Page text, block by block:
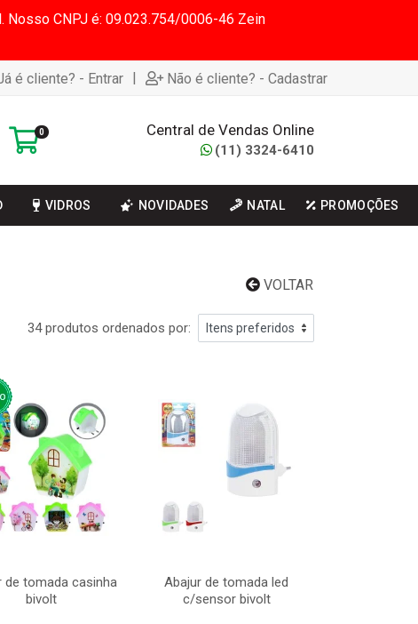
Nosso CNPJ é: 09.023.754/0006-46 Zein
é cliente? - Entrar | Não é cliente? - Cadastrar
0 Central de Vendas Online
(11) 3324-6410
VIDROS NOVIDADES NATAL PROMOÇÕES
VOLTAR
34 produtos ordenados por:
de tomada casinha
bivolt
Abajur de tomada led
c/sensor bivolt